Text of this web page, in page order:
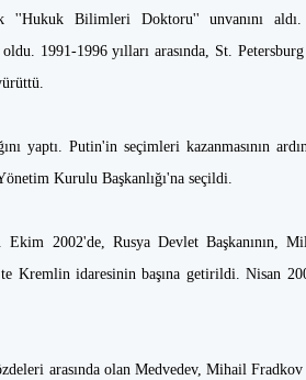
''Hukuk Bilimleri Doktoru'' unvanını
1991-1996 yılları arasında, St. Petersburg
yaptı. Putin'in seçimleri kazanmasının
Kurulu Başkanlığı'na seçildi.
Ekim 2002'de, Rusya Devlet Başkanının,
Kremlin idaresinin başına getirildi. Nisan
arasında olan Medvedev, Mihail